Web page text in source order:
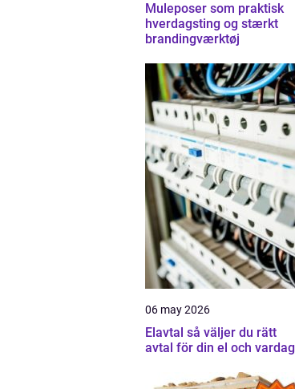
Muleposer som praktisk
hverdagsting og stærkt
brandingværktøj
06 may 2026
Elavtal så väljer du rätt
avtal för din el och vardag